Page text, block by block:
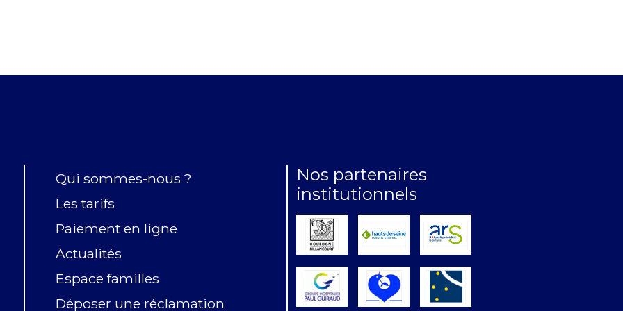
Qui sommes-nous ?
Les tarifs
Paiement en ligne
Actualités
Espace familles
Déposer une réclamation
Nos partenaires
institutionnels